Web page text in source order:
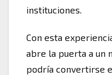
instituciones.
Con esta
abre la puerta a un
podría convertirse